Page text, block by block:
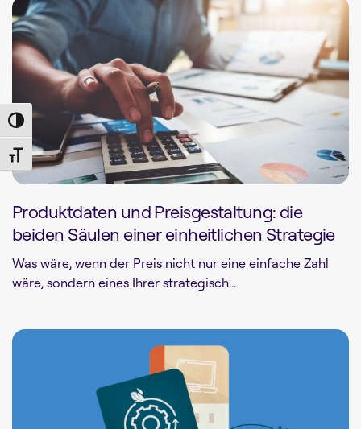
Toggle High Contrast
Toggle Font size
Produktdaten und Preisgestaltung: die
beiden Säulen einer einheitlichen Strategie
Was wäre, wenn der Preis nicht nur eine einfache Zahl
wäre, sondern eines Ihrer strategisch...